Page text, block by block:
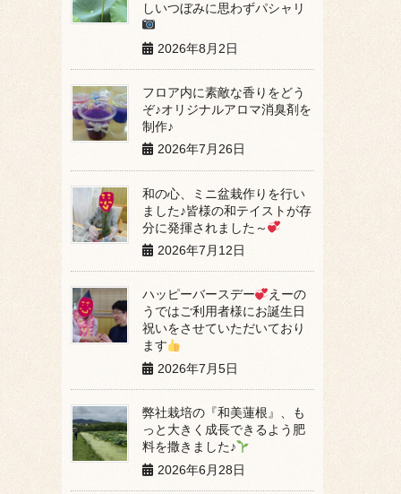
しいつぼみに思わずパシャリ
2026年8月2日
フロア内に素敵な香りをどう
ぞ♪オリジナルアロマ消臭剤を
制作♪
2026年7月26日
和の心、ミニ盆栽作りを行い
ました♪皆様の和テイストが存
分に発揮されました～
2026年7月12日
ハッピーバースデー
えーの
うではご利用者様にお誕生日
祝いをさせていただいており
ます
2026年7月5日
弊社栽培の『和美蓮根』、も
っと大きく成長できるよう肥
料を撒きました♪
2026年6月28日